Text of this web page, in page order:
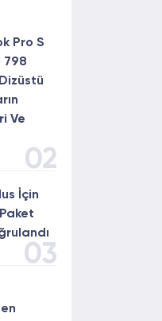
Pro S
798
Ve
02
İçin
03